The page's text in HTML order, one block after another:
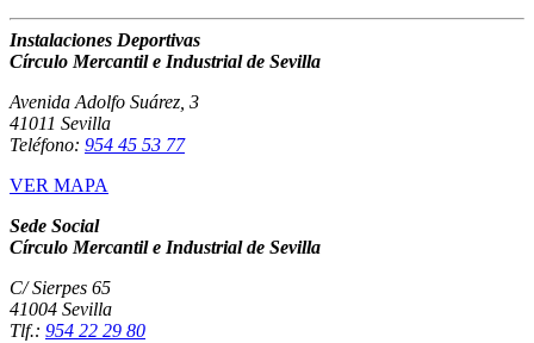
Instalaciones Deportivas
Círculo Mercantil e Industrial de Sevilla
Avenida Adolfo Suárez, 3
41011 Sevilla
Teléfono: 954 45 53 77
VER MAPA
Sede Social
Círculo Mercantil e Industrial de Sevilla
C/ Sierpes 65
41004 Sevilla
Tlf.: 954 22 29 80